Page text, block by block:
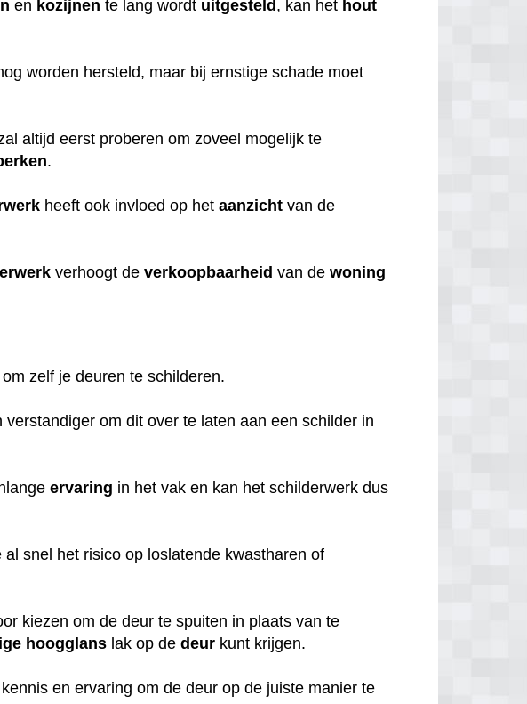
en kozijnen te lang wordt uitgesteld, kan het hout
worden hersteld, maar bij ernstige schade moet
altijd eerst proberen om zoveel mogelijk te
.
heeft ook invloed op hetaanzicht van de
verhoogt deverkoopbaarheid van dewoning
zelf je deuren te schilderen.
om dit over te laten aan een schilder in
ervaring in het vak en kan het schilderwerk dus
snel het risico op loslatende kwastharen of
kiezen om de deur te spuiten in plaats van te
hoogglans lak op dedeur kunt krijgen.
en ervaring om de deur op de juiste manier te